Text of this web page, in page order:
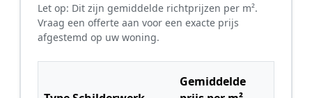
Let op: Dit zijn gemiddelde richtprijzen per m².
Vraag een offerte aan voor een exacte prijs
afgestemd op uw woning.
Gemiddelde